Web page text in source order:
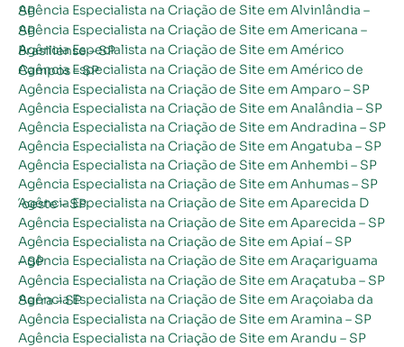
Agência Especialista na Criação de Site em Alvinlândia – SP
Agência Especialista na Criação de Site em Americana – SP
Agência Especialista na Criação de Site em Américo Brasiliense – SP
Agência Especialista na Criação de Site em Américo de Campos – SP
Agência Especialista na Criação de Site em Amparo – SP
Agência Especialista na Criação de Site em Analândia – SP
Agência Especialista na Criação de Site em Andradina – SP
Agência Especialista na Criação de Site em Angatuba – SP
Agência Especialista na Criação de Site em Anhembi – SP
Agência Especialista na Criação de Site em Anhumas – SP
Agência Especialista na Criação de Site em Aparecida D´oeste – SP
Agência Especialista na Criação de Site em Aparecida – SP
Agência Especialista na Criação de Site em Apiaí – SP
Agência Especialista na Criação de Site em Araçariguama – SP
Agência Especialista na Criação de Site em Araçatuba – SP
Agência Especialista na Criação de Site em Araçoiaba da Serra – SP
Agência Especialista na Criação de Site em Aramina – SP
Agência Especialista na Criação de Site em Arandu – SP